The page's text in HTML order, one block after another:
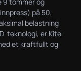
på 50,
belastning
teknologi, er Kite
et kraftfullt og